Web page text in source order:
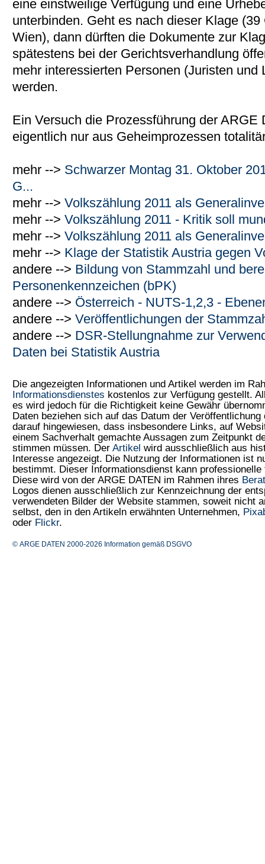
eine einstweilige Verfügung und eine
unterbinden. Geht es nach dieser Klage
Wien), dann dürften die Dokumente zur
spätestens bei der Gerichtsverhandlung
mehr interessierten Personen (Juristen und
werden.
Ein Versuch die Prozessführung der ARGE
eigentlich nur aus Geheimprozessen
mehr --> Schwarzer Montag 31. Oktober
G...
mehr --> Volkszählung 2011 als
mehr --> Volkszählung 2011 - Kritik soll
mehr --> Volkszählung 2011 als
mehr --> Klage der Statistik Austria gegen
andere --> Bildung von Stammzahl und
Personenkennzeichen (bPK)
andere --> Österreich - NUTS-1,2,3 -
andere --> Veröffentlichungen der
andere --> DSR-Stellungnahme zur
Daten bei Statistik Austria
Die angezeigten Informationen und Artikel werden im
Informationsdienstes kostenlos zur Verfügung gestellt.
es wird jedoch für die Richtigkeit keine Gewähr
Daten beziehen sich auf das Datum der
darauf hingewiesen, dass insbesondere Links, auf
einem Sachverhalt gemachte Aussagen zum Zeitpunkt
stimmen müssen. Der Artikel wird ausschließlich aus
Interesse angezeigt. Die Nutzung der Informationen ist
bestimmt. Dieser Informationsdienst kann
Diese wird von der ARGE DATEN im Rahmen ihres
Logos dienen ausschließlich zur Kennzeichnung der
verwendeten Bilder der Website stammen, soweit nicht
selbst, den in den Artikeln erwähnten Unternehmen,
oder Flickr.
© ARGE DATEN 2000-2026 Information gemäß DSGVO